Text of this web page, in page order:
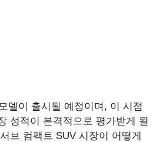
델이 출시될 예정이며, 이 시점
성적이 본격적으로 평가받게 될
브 컴팩트 SUV 시장이 어떻게